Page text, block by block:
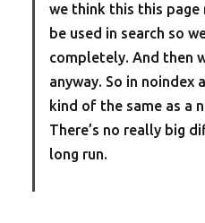
we think this this page
be used in search so
completely. And then
anyway. So in
kind of the same as a
There’s no really big
long run.